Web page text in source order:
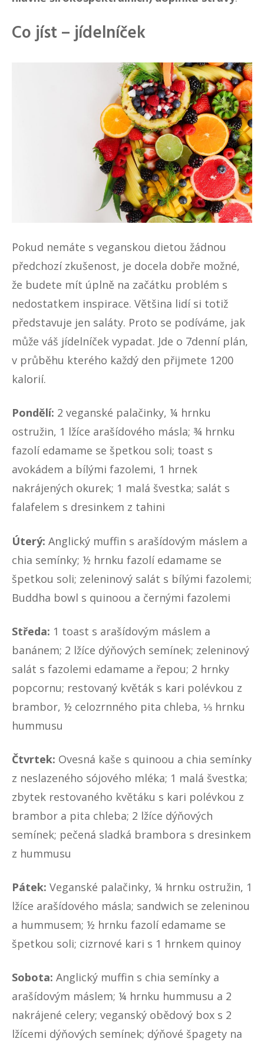
Co jíst – jídelníček
Pokud nemáte s veganskou dietou žádnou
předchozí zkušenost, je docela dobře možné,
že budete mít úplně na začátku problém s
nedostatkem inspirace. Většina lidí si totiž
představuje jen saláty. Proto se podíváme, jak
může váš jídelníček vypadat. Jde o 7denní plán,
v průběhu kterého každý den přijmete 1200
kalorií.
Pondělí: 2 veganské palačinky, ¼ hrnku
ostružin, 1 lžíce arašídového másla; ¾ hrnku
fazolí edamame se špetkou soli; toast s
avokádem a bílými fazolemi, 1 hrnek
nakrájených okurek; 1 malá švestka; salát s
falafelem s dresinkem z tahini
Úterý: Anglický muffin s arašídovým máslem a
chia semínky; ½ hrnku fazolí edamame se
špetkou soli; zeleninový salát s bílými fazolemi;
Buddha bowl s quinoou a černými fazolemi
Středa: 1 toast s arašídovým máslem a
banánem; 2 lžíce dýňových semínek; zeleninový
salát s fazolemi edamame a řepou; 2 hrnky
popcornu; restovaný květák s kari polévkou z
brambor, ½ celozrnného pita chleba, ⅓ hrnku
hummusu
Čtvrtek: Ovesná kaše s quinoou a chia semínky
z neslazeného sójového mléka; 1 malá švestka;
zbytek restovaného květáku s kari polévkou z
brambor a pita chleba; 2 lžíce dýňových
semínek; pečená sladká brambora s dresinkem
z hummusu
Pátek: Veganské palačinky, ¼ hrnku ostružin, 1
lžíce arašídového másla; sandwich se zeleninou
a hummusem; ½ hrnku fazolí edamame se
špetkou soli; cizrnové kari s 1 hrnkem quinoy
Sobota: Anglický muffin s chia semínky a
arašídovým máslem; ¼ hrnku hummusu a 2
nakrájené celery; veganský obědový box s 2
lžícemi dýňových semínek; dýňové špagety na